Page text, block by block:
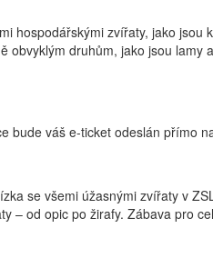
hospodářskými zvířaty, jako
obvyklým druhům, jako jsou lamy
bude váš e-ticket odeslán přímo
se všemi úžasnými zvířaty v
– od opic po žirafy. Zábava pro